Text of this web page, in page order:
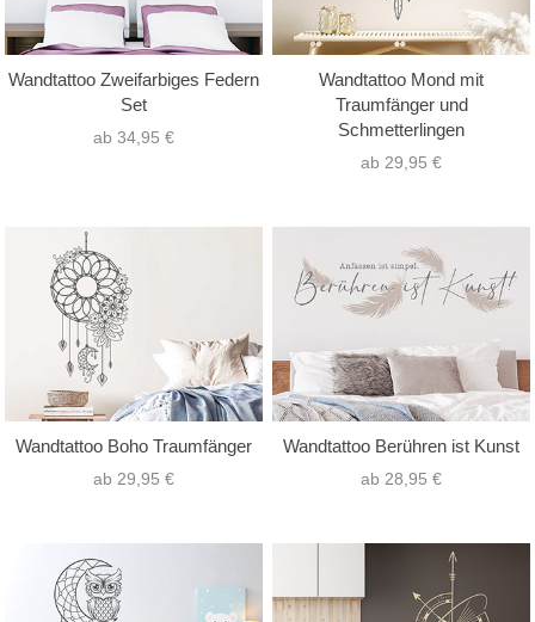
Wandtattoo Zweifarbiges Federn
Set
ab 34,95 €
Wandtattoo Mond mit
Traumfänger und
Schmetterlingen
ab 29,95 €
Wandtattoo Boho Traumfänger
ab 29,95 €
Wandtattoo Berühren ist Kunst
ab 28,95 €